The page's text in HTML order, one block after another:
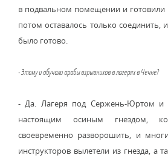
в подвальном помещении и
потом оставалось только соединить,
было готово.
- Этому и обучали арабы взрывников в лагерях в Чечне?
- Да. Лагеря под Сержень-Юртом и
настоящим осиным гнездом,
своевременно разворошить, и
инструкторов вылетели из гнезда, а